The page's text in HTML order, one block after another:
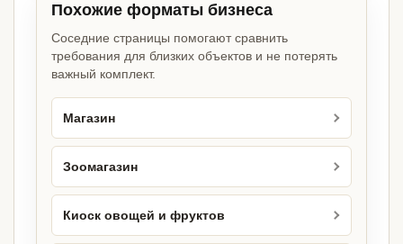
Похожие форматы бизнеса
Соседние страницы помогают сравнить
требования для близких объектов и не потерять
важный комплект.
Магазин
Зоомагазин
Киоск овощей и фруктов